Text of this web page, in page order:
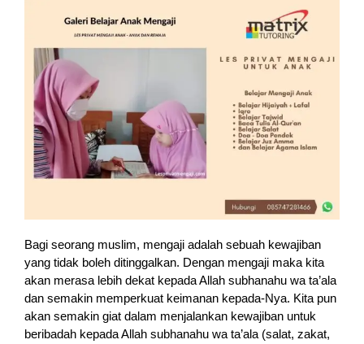
Bagi seorang muslim, mengaji adalah sebuah kewajiban
yang tidak boleh ditinggalkan. Dengan mengaji maka kita
akan merasa lebih dekat kepada Allah subhanahu wa ta’ala
dan semakin memperkuat keimanan kepada-Nya. Kita pun
akan semakin giat dalam menjalankan kewajiban untuk
beribadah kepada Allah subhanahu wa ta’ala (salat, zakat,